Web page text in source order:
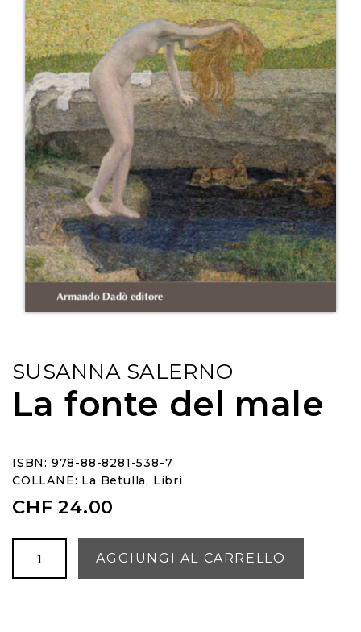
SUSANNA SALERNO
La fonte del male
ISBN: 978-88-8281-538-7
COLLANE: La Betulla, Libri
CHF 24.00
fonte
AGGIUNGI AL CARRELLO